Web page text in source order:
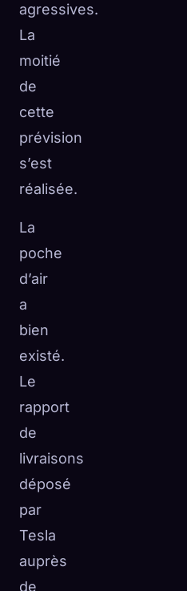
agressives.
La
moitié
de
cette
prévision
s’est
réalisée.
La
poche
d’air
a
bien
existé.
Le
rapport
de
livraisons
déposé
par
Tesla
auprès
de